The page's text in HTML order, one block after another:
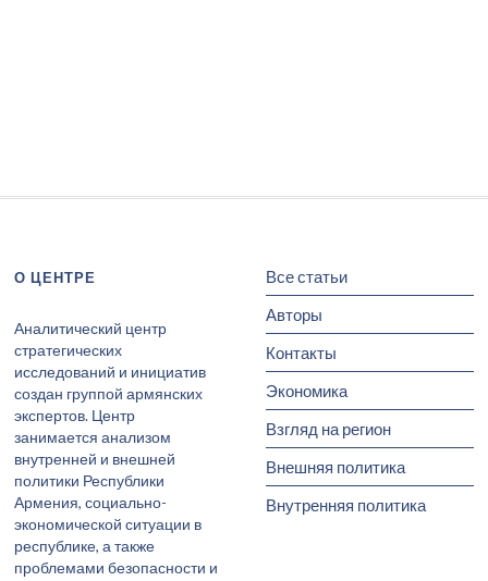
О ЦЕНТРЕ
Аналитический центр
стратегических
исследований и инициатив
создан группой армянских
экспертов. Центр
занимается анализом
внутренней и внешней
политики Республики
Армения, социально-
экономической ситуации в
республике, а также
проблемами безопасности и
Все статьи
Авторы
Контакты
Экономика
Взгляд на регион
Внешняя политика
Внутренняя политика